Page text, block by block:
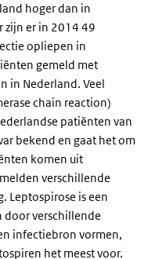
hoger dan in
zijn er in 2014 49
opliepen in
gemeld met
in Nederland. Veel
chain reaction)
patiënten van
bekend en gaat het om
komen uit
verschillende
Leptospirose is een
door verschillende
infectiebron vormen,
het meest voor.